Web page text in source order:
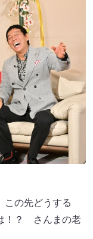
の先どうする
！？ さんまの老